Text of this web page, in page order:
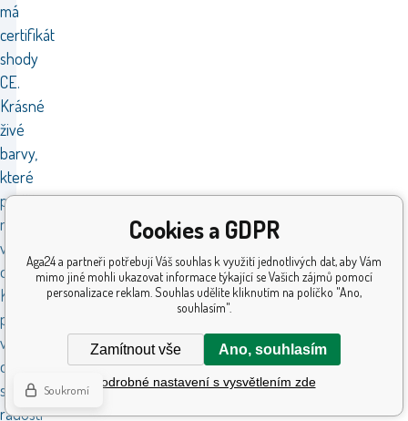
má
certifikát
shody
CE.
Krásné
živé
barvy,
které
potěší
nejen
vaše
dítě.
Koloběžka
přinese
vašemu
dítěti
spoustu
radosti
Cookies a GDPR
Aga24 a partneři potřebují Váš souhlas k využití jednotlivých dat, aby Vám
mimo jiné mohli ukazovat informace týkající se Vašich zájmů pomocí
personalizace reklam. Souhlas udělíte kliknutím na políčko "Ano,
souhlasím".
Zamítnout vše Ano, souhlasím
Podrobné nastavení s vysvětlením zde
Soukromí